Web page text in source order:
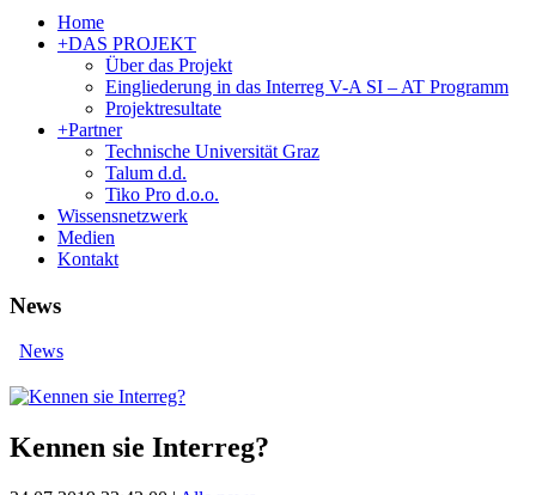
Home
+DAS PROJEKT
Über das Projekt
Eingliederung in das Interreg V-A SI – AT Programm
Projektresultate
+Partner
Technische Universität Graz
Talum d.d.
Tiko Pro d.o.o.
Wissensnetzwerk
Medien
Kontakt
News
News
Kennen sie Interreg?